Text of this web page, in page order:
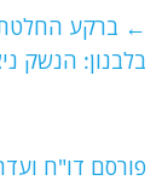
s
A
g
ra
← ברקע החלטת
בלבנון: הנשק
פורסם דו"ח